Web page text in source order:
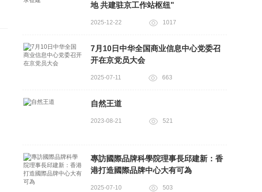
地 共建驻京工作站枢纽"
2025-12-22 1017
7月10日中华全国商业信息中心党委召
开在京党员大会
2025-07-11 663
自然王道
2023-08-21 521
專訪國際品牌科學院理事長邱建新：香
港打造國際品牌中心大有可為
2025-07-10 503